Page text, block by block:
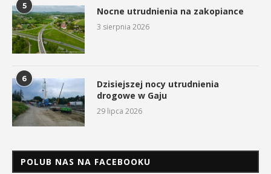
5 Nocne utrudnienia na zakopiance
3 sierpnia 2026
6
Dzisiejszej nocy utrudnienia
drogowe w Gaju
29 lipca 2026
POLUB NAS NA FACEBOOKU